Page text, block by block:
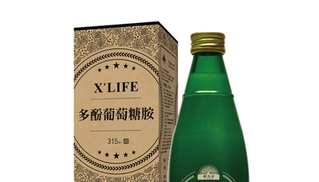
3.完整用戶服務條款，請詳閱以下連結：
每筆NT$120，滿NT$1,800(含以上)免運費